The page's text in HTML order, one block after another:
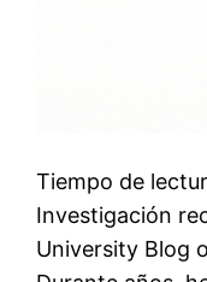
Tiempo de
Investigación
University Blog